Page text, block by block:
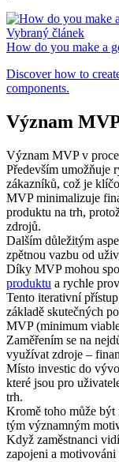
Vybraný článek
How do you make a
Discover how to
components.
Význam
Význam MVP v
Především umožňuje
zákazníků, což je
MVP minimalizuje
produktu na trh,
zdrojů.
Dalším důležitým
zpětnou vazbu od
Díky MVP mohou
produktu a rychle
Tento iterativní
základě skutečných
MVP (minimum
Zaměřením se na
využívat zdroje –
Místo investic do
které jsou pro
trh.
Kromě toho může
tým významným
Když zaměstnanci
zapojeni a motivováni